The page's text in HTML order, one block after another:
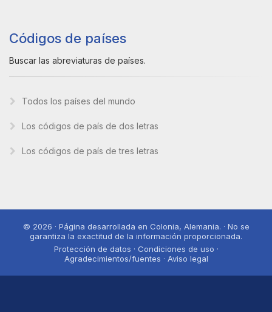
Códigos de países
Buscar las abreviaturas de países.
Todos los países del mundo
Los códigos de país de dos letras
Los códigos de país de tres letras
© 2026 · Página desarrollada en Colonia, Alemania. · No se
garantiza la exactitud de la información proporcionada.
Protección de datos · Condiciones de uso ·
Agradecimientos/fuentes · Aviso legal